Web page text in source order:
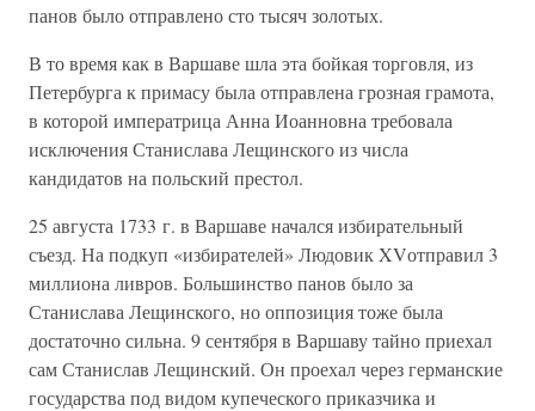
панов было отправлено сто тысяч золотых.
В то время как в Варшаве шла эта бойкая торговля, из
Петербурга к примасу была отправлена грозная грамота,
в которой императрица Анна Иоанновна требовала
исключения Станислава Лещинского из числа
кандидатов на польский престол.
25 августа 1733 г. в Варшаве начался избирательный
съезд. На подкуп «избирателей» Людовик XVотправил 3
миллиона ливров. Большинство панов было за
Станислава Лещинского, но оппозиция тоже была
достаточно сильна. 9 сентября в Варшаву тайно приехал
сам Станислав Лещинский. Он проехал через германские
государства под видом купеческого приказчика и